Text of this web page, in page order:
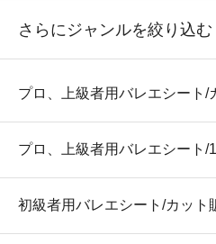
さらにジャンルを絞り込む
プロ、上級者用バレエシート/
プロ、上級者用バレエシート/
初級者用バレエシート/カット